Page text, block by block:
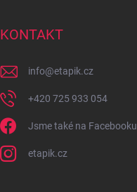
KONTAKT
info@etapik.cz
+420 725 933 054
Jsme také na Facebooku
etapik.cz